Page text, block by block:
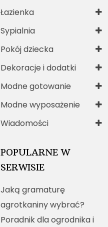
Łazienka
Sypialnia
Pokój dziecka
Dekoracje i dodatki
Modne gotowanie
Modne wyposażenie
Wiadomości
POPULARNE W
SERWISIE
Jaką gramaturę
agrotkaniny wybrać?
Poradnik dla ogrodnika i